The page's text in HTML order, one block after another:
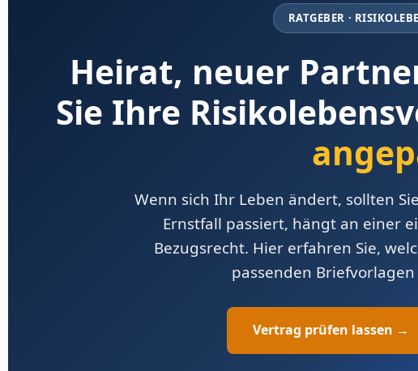
RATGEBER ·
Heirat, neuer
Sie Ihre
Wenn sich Ihr Leben ändert, sollten
Ernstfall passiert, hängt an einer
Bezugsrecht. Hier erfahren Sie,
passenden
Vertrag prüfen lassen →